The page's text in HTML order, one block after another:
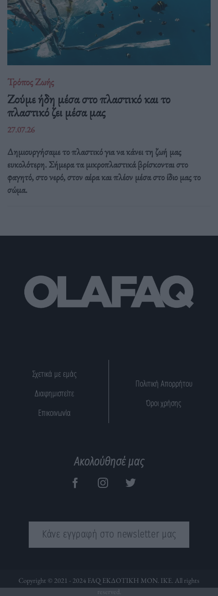
Τρόπος Ζωής
Ζούμε ήδη μέσα στο πλαστικό και το
πλαστικό ζει μέσα μας
27.07.26
Δημιουργήσαμε το πλαστικό για να κάνει τη ζωή μας
ευκολότερη. Σήμερα τα μικροπλαστικά βρίσκονται στο
φαγητό, στο νερό, στον αέρα και πλέον μέσα στο ίδιο μας το
σώμα.
Σχετικά με εμάς
Διαφημιστείτε
Επικοινωνία
Πολιτική Απορρήτου
Όροι χρήσης
Ακολούθησέ μας
Κάνε εγγραφή στο newsletter μας
Copyright © 2021 - 2024 FAQ ΕΚΔΟΤΙΚΗ ΜΟΝ. ΙΚΕ. All rights
reserved.